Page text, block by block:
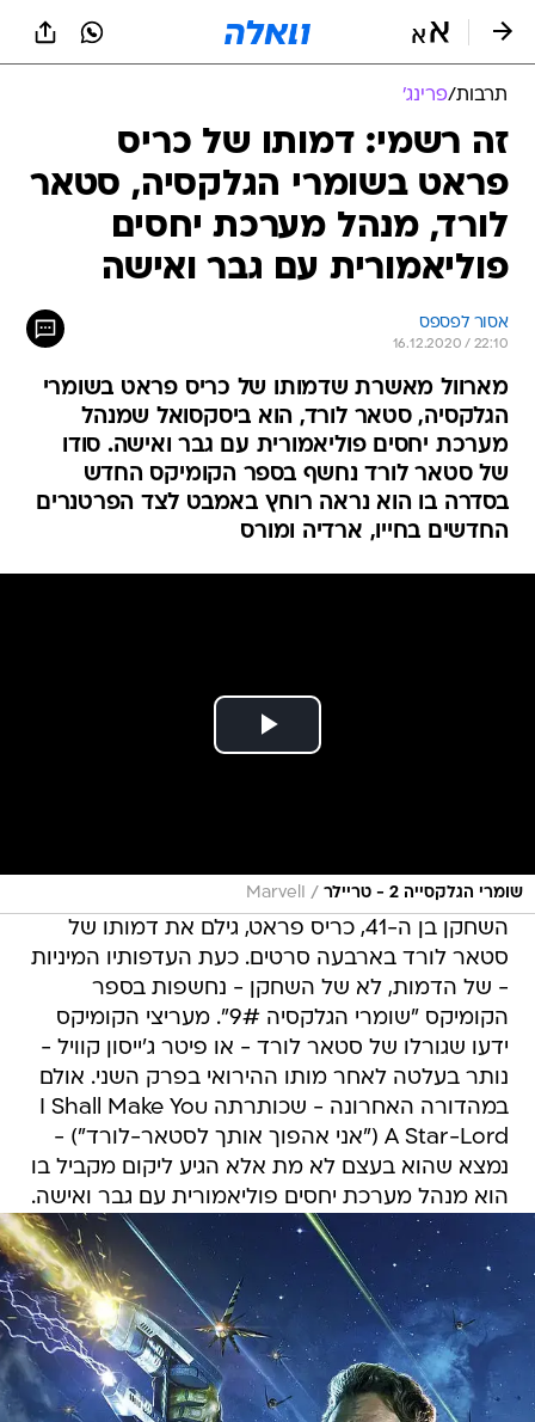
תרבות/פרינג'
זה רשמי: דמותו של כריס
פראט בשומרי הגלקסיה, סטאר
לורד, מנהל מערכת יחסים
פוליאמורית עם גבר ואישה
אסור לפספס
16.12.2020 / 22:10
מארוול מאשרת שדמותו של כריס פראט בשומרי
הגלקסיה, סטאר לורד, הוא ביסקסואל שמנהל
מערכת יחסים פוליאמורית עם גבר ואישה. סודו
של סטאר לורד נחשף בספר הקומיקס החדש
בסדרה בו הוא נראה רוחץ באמבט לצד הפרטנרים
החדשים בחייו, ארדיה ומורס
שומרי הגלקסייה 2 - טריילר /
MarvelI
השחקן בן ה-41, כריס פראט, גילם את דמותו של
סטאר לורד בארבעה סרטים. כעת העדפותיו המיניות
- של הדמות, לא של השחקן - נחשפות בספר
הקומיקס "שומרי הגלקסיה 9#". מעריצי הקומיקס
ידעו שגורלו של סטאר לורד - או פיטר ג'ייסון קוויל -
נותר בעלטה לאחר מותו ההירואי בפרק השני. אולם
במהדורה האחרונה - שכותרתה I Shall Make You
A Star-Lord ("אני אהפוך אותך לסטאר-לורד") -
נמצא שהוא בעצם לא מת אלא הגיע ליקום מקביל בו
הוא מנהל מערכת יחסים פוליאמורית עם גבר ואישה.